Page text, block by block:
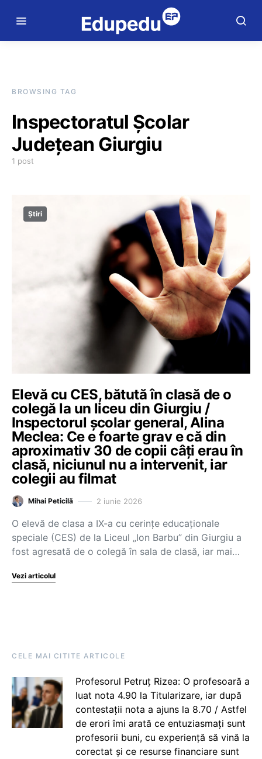
BROWSING TAG
Inspectoratul Școlar
Județean Giurgiu
1 post
Știri
Elevă cu CES, bătută în clasă de o
colegă la un liceu din Giurgiu /
Inspectorul școlar general, Alina
Meclea: Ce e foarte grav e că din
aproximativ 30 de copii câți erau în
clasă, niciunul nu a intervenit, iar
colegii au filmat
Mihai Peticilă 2 iunie 2026
O elevă de clasa a IX-a cu cerințe educaționale
speciale (CES) de la Liceul „Ion Barbu” din Giurgiu a
fost agresată de o colegă în sala de clasă, iar mai…
Vezi articolul
CELE MAI CITITE ARTICOLE
Profesorul Petruț Rizea: O profesoară a
luat nota 4.90 la Titularizare, iar după
contestații nota a ajuns la 8.70 / Astfel
de erori îmi arată ce entuziasmați sunt
profesorii buni, cu experiență să vină la
corectat și ce resurse financiare sunt